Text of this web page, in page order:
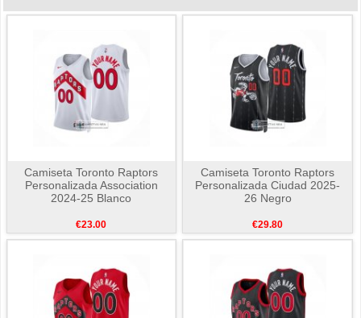
Camiseta Toronto Raptors
Personalizada Association
2024-25 Blanco
€23.00
Camiseta Toronto Raptors
Personalizada Ciudad 2025-
26 Negro
€29.80